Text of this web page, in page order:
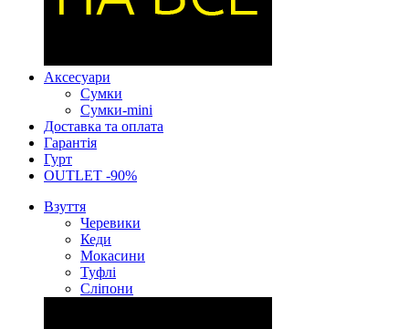
Аксесуари
Сумки
Сумки-mini
Доставка та оплата
Гарантія
Гурт
OUTLET -90%
Взуття
Черевики
Кеди
Мокасини
Туфлі
Сліпони